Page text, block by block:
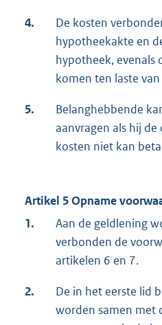
4.
De kosten
hypotheekakte en
hypotheek, evenals
komen ten laste
5.
Belanghebbende
aanvragen als hij
kosten niet kan
Artikel 5 Opname
1.
Aan de geldlening
verbonden de
artikelen 6 en 7.
2.
De in het eerste lid
worden samen met